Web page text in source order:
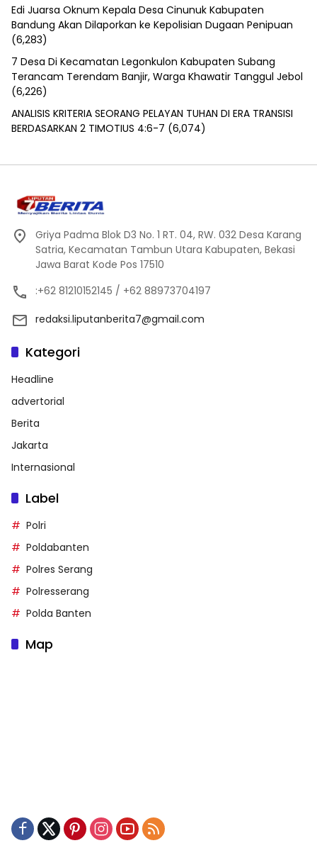
Edi Juarsa Oknum Kepala Desa Cinunuk Kabupaten
Bandung Akan Dilaporkan ke Kepolisian Dugaan Penipuan
(6,283)
7 Desa Di Kecamatan Legonkulon Kabupaten Subang
Terancam Terendam Banjir, Warga Khawatir Tanggul Jebol
(6,226)
ANALISIS KRITERIA SEORANG PELAYAN TUHAN DI ERA TRANSISI
BERDASARKAN 2 TIMOTIUS 4:6-7 (6,074)
Griya Padma Blok D3 No. 1 RT. 04, RW. 032 Desa Karang
Satria, Kecamatan Tambun Utara Kabupaten, Bekasi
Jawa Barat Kode Pos 17510
:+62 81210152145 / +62 88973704197
redaksi.liputanberita7@gmail.com
Kategori
Headline
advertorial
Berita
Jakarta
Internasional
Label
Polri
Poldabanten
Polres Serang
Polresserang
Polda Banten
Map